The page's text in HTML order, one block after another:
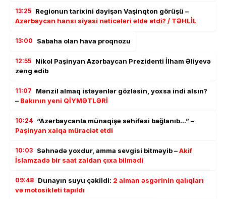
13:25 Regionun tarixini dəyişən Vaşinqton görüşü –
Azərbaycan hansı siyasi nəticələri əldə etdi? / TƏHLİL
13:00 Sabaha olan hava proqnozu
12:55 Nikol Paşinyan Azərbaycan Prezidenti İlham Əliyevə
zəng edib
11:07
Mənzil almaq istəyənlər gözləsin, yoxsa indi alsın?
– Bakının yeni QİYMƏTLƏRİ
10:24 “Azərbaycanla münaqişə səhifəsi bağlanıb…” –
Paşinyan xalqa müraciət etdi
10:03 Səhnədə yoxdur, amma sevgisi bitməyib –Akif
İslamzadə bir saat zaldan çıxa bilmədi
09:48 Dunayın suyu çəkildi: 2 alman əsgərinin qalıqları
və motosikleti tapıldı